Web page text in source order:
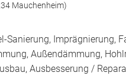
Mauchenheim)
Sanierung, Imprägnierung,
Außendämmung,
Ausbesserung /